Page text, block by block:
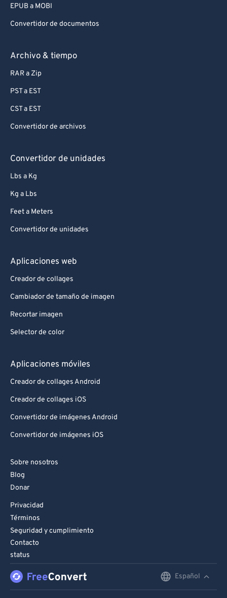
EPUB a MOBI
Convertidor de documentos
Archivo & tiempo
RAR a Zip
PST a EST
CST a EST
Convertidor de archivos
Convertidor de unidades
Lbs a Kg
Kg a Lbs
Feet a Meters
Convertidor de unidades
Aplicaciones web
Creador de collages
Cambiador de tamaño de imagen
Recortar imagen
Selector de color
Aplicaciones móviles
Creador de collages Android
Creador de collages iOS
Convertidor de imágenes Android
Convertidor de imágenes iOS
Sobre nosotros
Blog
Donar
Privacidad
Términos
Seguridad y cumplimiento
Contacto
status
Español